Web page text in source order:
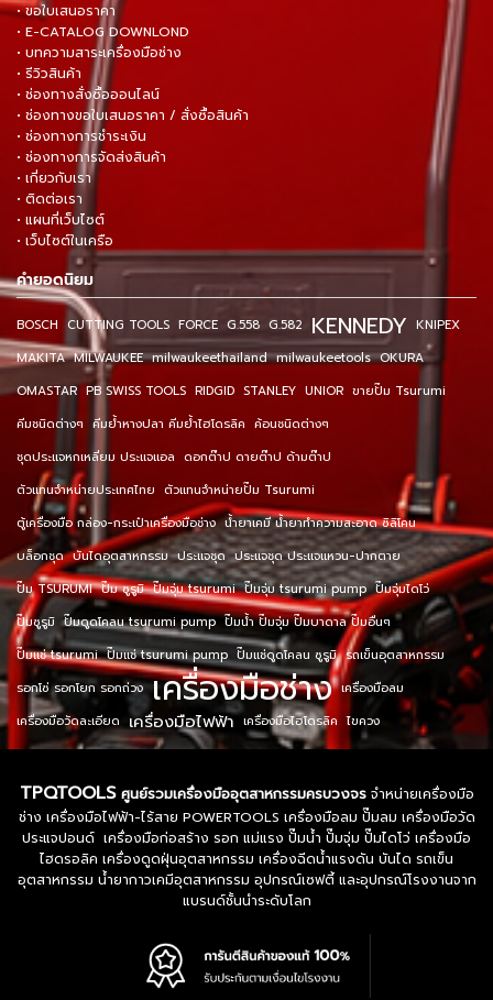
• ขอใบเสนอราคา
• E-CATALOG DOWNLOND
• บทความสาระเครื่องมือช่าง
• รีวิวสินค้า
• ช่องทางสั่งซื้อออนไลน์
• ช่องทางขอใบเสนอราคา / สั่งซื้อสินค้า
• ช่องทางการชำระเงิน
• ช่องทางการจัดส่งสินค้า
• เกี่ยวกับเรา
• ติดต่อเรา
• แผนที่เว็บไซต์
• เว็บไซต์ในเครือ
คำยอดนิยม
BOSCH CUTTING TOOLS FORCE G.558 G.582 KENNEDY KNIPEX
MAKITA MILWAUKEE milwaukeethailand milwaukeetools OKURA
OMASTAR PB SWISS TOOLS RIDGID STANLEY UNIOR ขายปั๊ม Tsurumi
คีมชนิดต่างๆ คีมย้ำหางปลา คีมย้ำไฮโดรลิค ค้อนชนิดต่างๆ
ชุดประแจหกเหลี่ยม ประแจแอล ดอกต๊าป ดายต๊าป ด้ามต๊าป
ตัวแทนจำหน่ายประเทศไทย ตัวแทนจำหน่ายปั๊ม Tsurumi
ตู้เครื่องมือ กล่อง-กระเป๋าเครื่องมือช่าง น้ำยาเคมี น้ำยาทำความสะอาด ซิลิโคน
บล็อกชุด บันไดอุตสาหกรรม ประแจชุด ประแจชุด ประแจแหวน-ปากตาย
ปั๊ม TSURUMI ปั๊ม ซูรูมิ ปั๊มจุ่ม tsurumi ปั๊มจุ่ม tsurumi pump ปั๊มจุ่มไดโว่
ปั๊มซูรูมิ ปั๊มดูดโคลน tsurumi pump ปั๊มน้ำ ปั๊มจุ่ม ปั๊มบาดาล ปั๊มอื่นๆ
ปั๊มแช่ tsurumi ปั๊มแช่ tsurumi pump ปั๊มแช่ดูดโคลน ซูรูมิ รถเข็นอุตสาหกรรม
รอกโซ่ รอกโยก รอกถ่วง เครื่องมือช่าง เครื่องมือลม
เครื่องมือวัดละเอียด เครื่องมือไฟฟ้า เครื่องมือไฮโดรลิค ไขควง
TPQTOOLS ศูนย์รวมเครื่องมืออุตสาหกรรมครบวงจรจำหน่ายเครื่องมือ
ช่าง เครื่องมือไฟฟ้า-ไร้สาย POWERTOOLS เครื่องมือลม ปั๊มลม เครื่องมือวัด
ประแจปอนด์ เครื่องมือก่อสร้าง รอก แม่แรง ปั๊มน้ำ ปั๊มจุ่ม ปั๊มไดโว่ เครื่องมือ
ไฮดรอลิค เครื่องดูดฝุ่นอุตสาหกรรม เครื่องฉีดน้ำแรงดัน บันได รถเข็น
อุตสาหกรรม น้ำยากาวเคมีอุตสาหกรรม อุปกรณ์เซฟตี้ และอุปกรณ์โรงงานจาก
แบรนด์ชั้นนำระดับโลก